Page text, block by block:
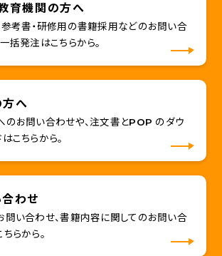
育機関の方へ
参考書・研修用の書籍採用などのお問い合
括発注はこちらから。
へ
のお問い合わせや、注文書とPOP のダウ
こちらから。
わせ
問い合わせ、書籍内容に関してのお問い合
らから。